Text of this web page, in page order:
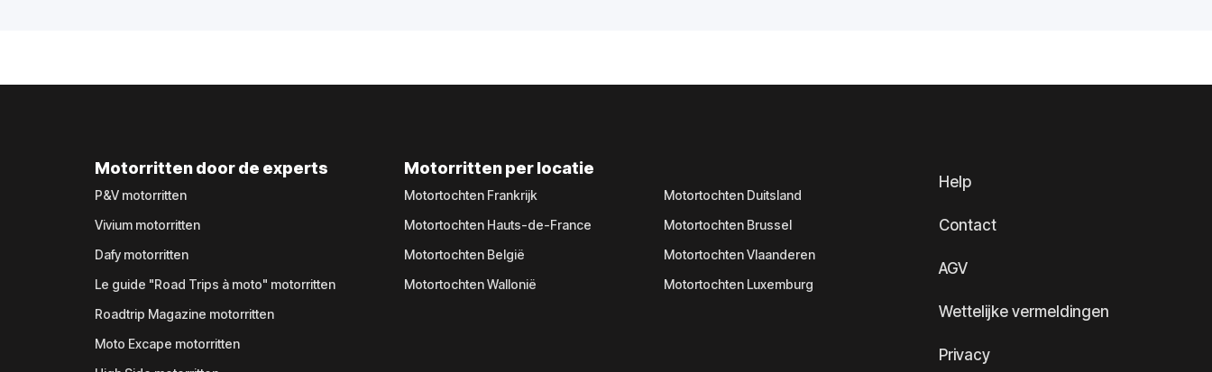
Motorritten door de experts
P&V motorritten
Vivium motorritten
Dafy motorritten
Le guide "Road Trips à moto" motorritten
Roadtrip Magazine motorritten
Moto Excape motorritten
Motorritten per locatie
Motortochten Frankrijk
Motortochten Hauts-de-France
Motortochten België
Motortochten Wallonië
Motortochten Duitsland
Motortochten Brussel
Motortochten Vlaanderen
Motortochten Luxemburg
Help
Contact
AGV
Wettelijke vermeldingen
Privacy